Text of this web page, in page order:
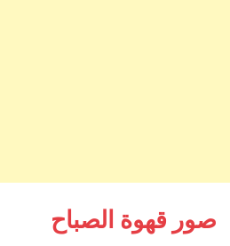
صور قهوة الصباح